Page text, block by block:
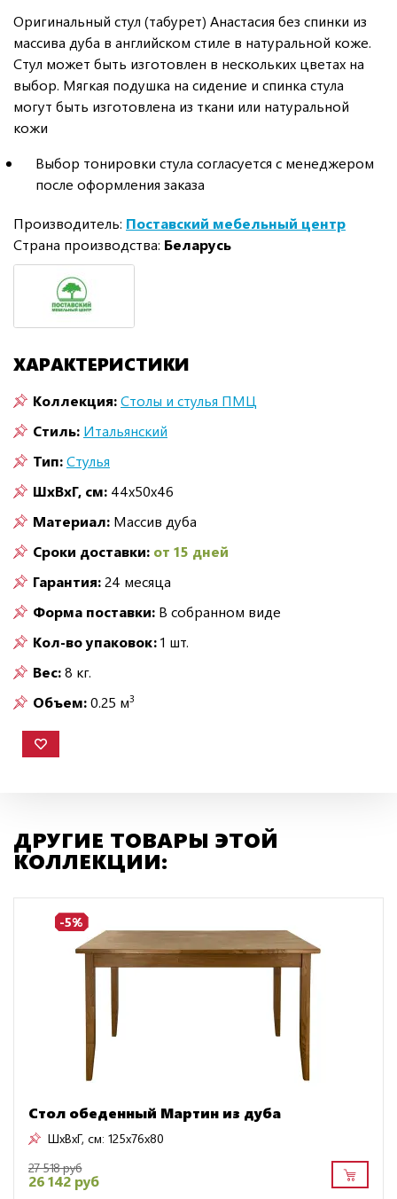
Оригинальный стул (табурет) Анастасия без спинки из
массива дуба в английском стиле в натуральной коже.
Стул может быть изготовлен в нескольких цветах на
выбор. Мягкая подушка на сидение и спинка стула
могут быть изготовлена из ткани или натуральной
кожи
Выбор тонировки стула согласуется с менеджером
после оформления заказа
Производитель: Поставский мебельный центр
Страна производства: Беларусь
ХАРАКТЕРИСТИКИ
Коллекция:Столы и стулья ПМЦ
Стиль: Итальянский
Тип:Стулья
ШxВxГ, см: 44x50x46
Материал: Массив дуба
Сроки доставки: от 15 дней
Гарантия:24 месяца
Форма поставки: В собранном виде
Кол-во упаковок:1 шт.
Вес:8 кг.
Объем:0.25 м3
ДРУГИЕ ТОВАРЫ ЭТОЙ
КОЛЛЕКЦИИ:
-5%
Стол обеденный Мартин из дуба
ШxВxГ, см: 125x76x80
27 518 руб
26 142 руб